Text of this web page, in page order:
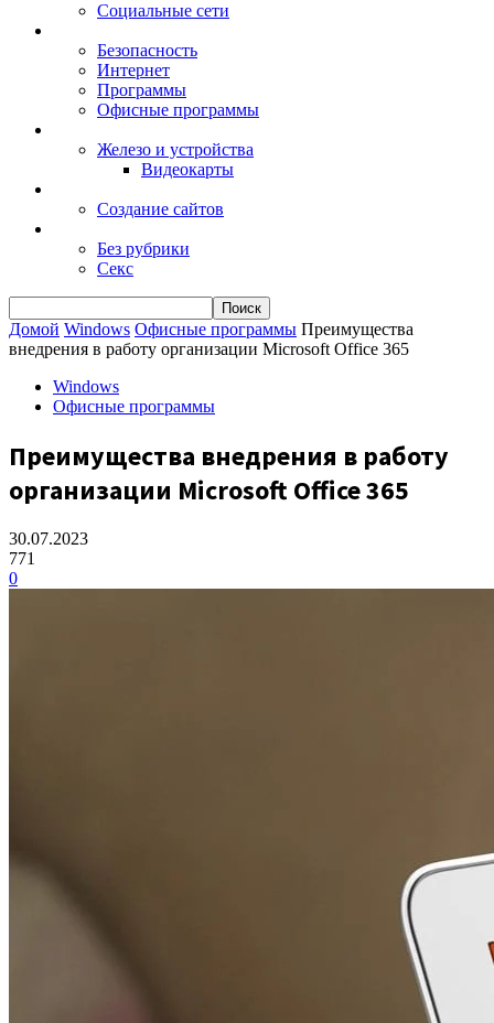
Социальные сети
Безопасность
Интернет
Программы
Офисные программы
Железо и устройства
Видеокарты
Создание сайтов
Без рубрики
Секс
Домой Windows Офисные программы Преимущества
внедрения в работу организации Microsoft Office 365
Windows
Офисные программы
Преимущества внедрения в работу
организации Microsoft Office 365
30.07.2023
771
0